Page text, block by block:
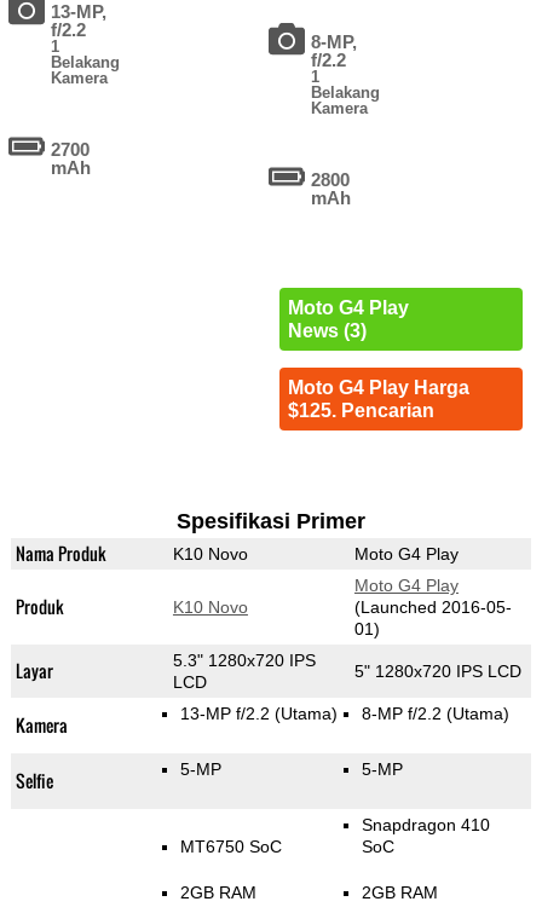
13-MP,
f/2.2
1
Belakang
Kamera
2700
mAh
8-MP,
f/2.2
1
Belakang
Kamera
2800
mAh
Moto G4 Play
News (3)
Moto G4 Play Harga
$125. Pencarian
Spesifikasi Primer
Nama Produk K10 Novo Moto G4 Play
Produk K10 Novo
Moto G4 Play
(Launched 2016-05-
01)
Layar
5.3" 1280x720 IPS
LCD
5" 1280x720 IPS LCD
Kamera 13-MP f/2.2 (Utama) 8-MP f/2.2 (Utama)
Selfie 5-MP 5-MP
MT6750 SoC
2GB RAM
Snapdragon 410
SoC
2GB RAM